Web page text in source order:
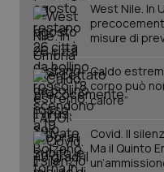
West Nile. In
misure di
Caldo
corpo può
calore”
Covid. Il
Ma il Quinto